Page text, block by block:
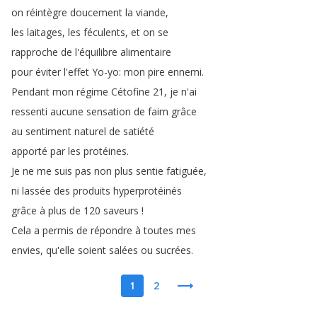
on réintègre doucement la viande,
les laitages, les féculents, et on se
rapproche de l'équilibre alimentaire
pour éviter l'effet Yo-yo: mon pire ennemi.
Pendant mon régime Cétofine 21, je n'ai
ressenti aucune sensation de faim grâce
au sentiment naturel de satiété
apporté par les protéines.
Je ne me suis pas non plus sentie fatiguée,
ni lassée des produits hyperprotéinés
grâce à plus de 120 saveurs !
Cela a permis de répondre à toutes mes
envies, qu'elle soient salées ou sucrées.
1 2